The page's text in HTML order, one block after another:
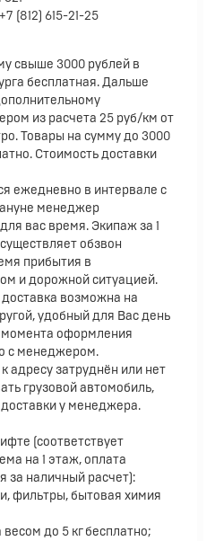
(812) 615-21-25
свыше 3000 рублей в
бесплатная. Дальше
из расчета 25 руб/км от
Товары на сумму до 3000
Стоимость доставки
ежедневно в интервале с
менеджер
вас время. Экипаж за 1
обзвон
прибытия в
и дорожной ситуацией.
возможна на
удобный для Вас день
момента оформления
с менеджером.
адресу затруднён или нет
грузовой автомобиль,
у менеджера.
(соответствует
на 1 этаж, оплата
за наличный расчет):
фильтры, бытовая химия
до 5 кг бесплатно;